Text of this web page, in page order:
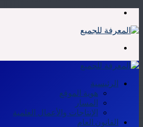
الرئيسية
هوية الموقع
المسار
الإنتاجات والأعمال العلمية
القانون العام